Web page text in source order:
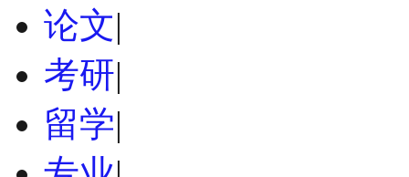
论文|
考研|
留学|